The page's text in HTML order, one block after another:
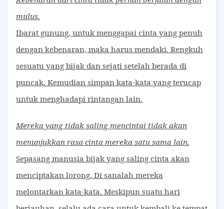
mulus.
Ibarat gunung, untuk menggapai cinta yang penuh
dengan kebenaran, maka harus mendaki. Rengkuh
sesuatu yang bijak dan sejati setelah berada di
puncak. Kemudian simpan kata-kata yang terucap
untuk menghadapi rintangan lain.
Mereka yang tidak saling mencintai tidak akan
menunjukkan rasa cinta mereka satu sama lain.
Sepasang manusia bijak yang saling cinta akan
menciptakan lorong. Di sanalah mereka
melontarkan kata-kata. Meskipun suatu hari